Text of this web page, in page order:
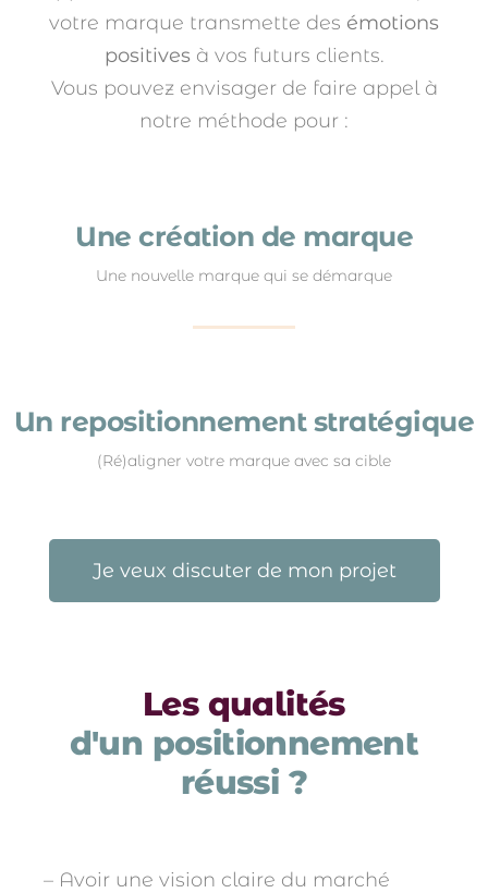
votre marque transmette des émotions
positivesà vos futurs clients.
Vous pouvez envisager de faire appel à
notre méthode pour :
Une création de marque
Une nouvelle marque qui se démarque
Un repositionnement stratégique
(Ré)aligner votre marque avec sa cible
Je veux discuter de mon projet
Les qualités
d'un positionnement
réussi ?
– Avoir une vision claire du marché